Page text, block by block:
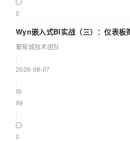
0
Wyn嵌入式BI实战（三）：仪表板
数联动全闭环
葡萄城技术团队
2026-08-07
99
0